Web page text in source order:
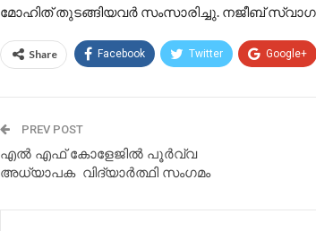
മോഹിത് തുടങ്ങിയവർ സംസാരിച്ചു. നജീബ്
Share Facebook Twitter Google+
PREV POST
എൽ എഫ് കോളേജിൽ പൂർവ്വ
അധ്യാപക വിദ്യാർത്ഥി സംഗമം